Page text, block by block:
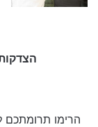
הרימו תרומתכם